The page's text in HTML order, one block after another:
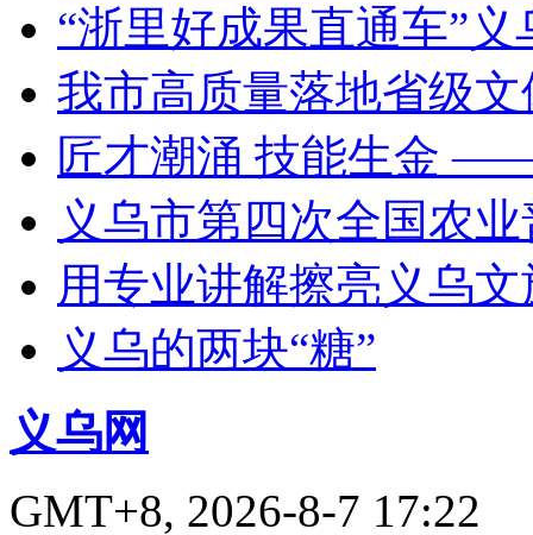
“浙里好成果直通车”
我市高质量落地省级
匠才潮涌 技能生金
义乌市第四次全国农
用专业讲解擦亮义乌
义乌的两块“糖”
义乌网
GMT+8, 2026-8-7 17:22